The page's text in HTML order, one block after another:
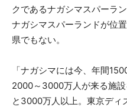
クであるナガシマスパーラ
ナガシマスパーランドが位
県でもない。
「ナガシマには今、年間
2000～3000万人が来る施
と3000万人以上。東京ディ